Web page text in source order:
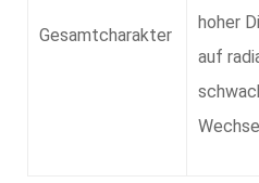
Gesamtcharakter
hoher
auf